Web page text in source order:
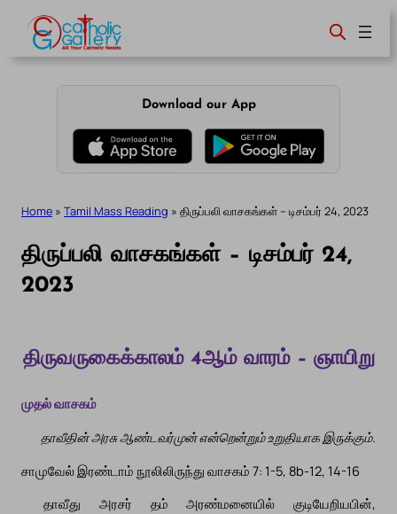
content
Download our App
Home » Tamil Mass Reading » திருப்பலி வாசகங்கள் – டிசம்பர் 24, 2023
திருப்பலி வாசகங்கள் – டிசம்பர் 24,
2023
திருவருகைக்காலம் 4ஆம் வாரம் – ஞாயிறு
முதல் வாசகம்
தாவீதின் அரசு ஆண்டவர்முன் என்றென்றும் உறுதியாக இருக்கும்.
சாமுவேல் இரண்டாம் நூலிலிருந்து வாசகம் 7: 1-5, 8b-12, 14-16
தாவீது அரசர் தம் அரண்மனையில் குடியேறியபின்,